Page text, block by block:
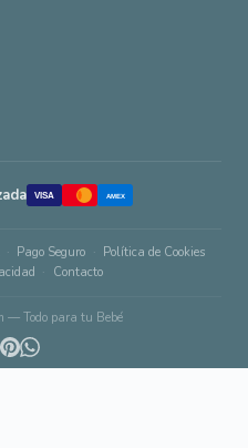
VISA AMEX
Pago Seguro
Política de Cookies
Contacto
— Todo para tu Bebé